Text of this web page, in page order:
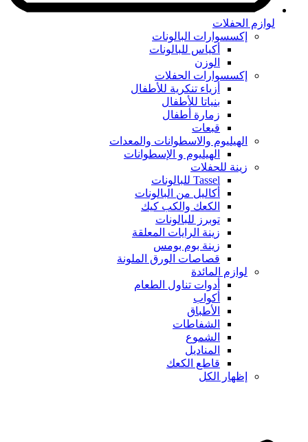
لوازم الحفلات
إكسسوارات البالونات
أكياس للبالونات
الوزن
إكسسوارات الحفلات
أزياء تنكرية للأطفال
بنياتا للأطفال
زمارة أطفال
قبعات
الهيليوم والاسطوانات والمعدات
الهيليوم و الإسطوانات
زينة للحفلات
Tassel للبالونات
أكاليل من البالونات
الكعك والكب كيك
توبرز للبالونات
زينة الرايات المعلقة
زينة بوم بومس
قصاصات الورق الملونة
لوازم المائدة
أدوات تناول الطعام
أكواب
الأطباق
الشفاطات
الشموع
المناديل
قاطع الكعك
إظهار الكل